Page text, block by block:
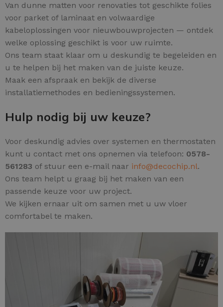
Van dunne matten voor renovaties tot geschikte folies
voor parket of laminaat en volwaardige
kabeloplossingen voor nieuwbouwprojecten — ontdek
welke oplossing geschikt is voor uw ruimte.
Ons team staat klaar om u deskundig te begeleiden en
u te helpen bij het maken van de juiste keuze.
Maak een afspraak en bekijk de diverse
installatiemethodes en bedieningssystemen.
Hulp nodig bij uw keuze?
Voor deskundig advies over systemen en thermostaten
kunt u contact met ons opnemen via telefoon: 0578-
561283 of stuur een e-mail naar info@decochip.nl.
Ons team helpt u graag bij het maken van een
passende keuze voor uw project.
We kijken ernaar uit om samen met u uw vloer
comfortabel te maken.